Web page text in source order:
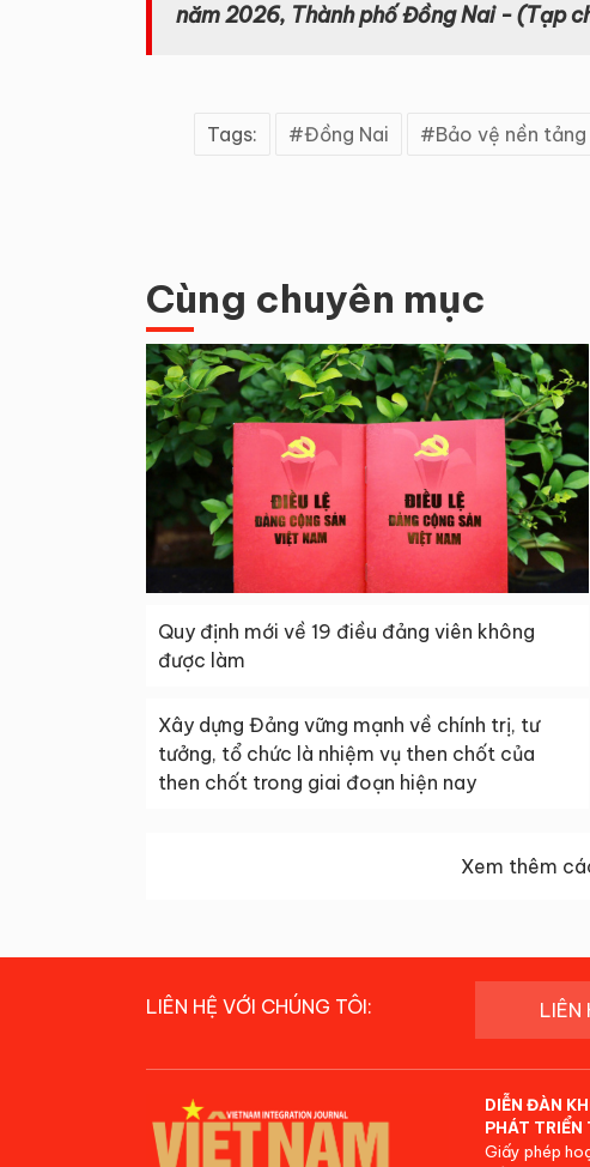
năm 2026, Thành phố Đồng Nai -(Tạp
Tags: Đồng Nai Bảo vệ nền
Cùng chuyên mục
Quy định mới về 19 điều đảng viên không
được làm
Xây dựng Đảng vững mạnh về chính trị, tư
tưởng, tổ chức là nhiệm vụ then chốt của
then chốt trong giai đoạn hiện nay
Xem thêm
LIÊN HỆ VỚI CHÚNG TÔI: LIÊN
DIỄN ĐÀN
PHÁT TRIỂN
Giấy phép